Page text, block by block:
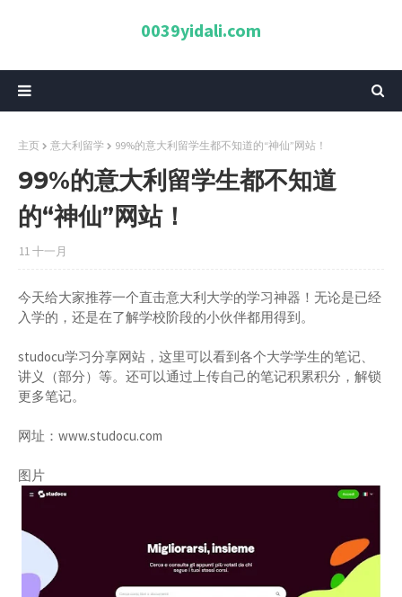
0039yidali.com
主页 意大利留学 99%的意大利留学生都不知道的“神仙”网站！
99%的意大利留学生都不知道
的“神仙”网站！
11 十一月
今天给大家推荐一个直击意大利大学的学习神器！无论是已经
入学的，还是在了解学校阶段的小伙伴都用得到。
studocu学习分享网站，这里可以看到各个大学学生的笔记、
讲义（部分）等。还可以通过上传自己的笔记积累积分，解锁
更多笔记。
网址：www.studocu.com
图片